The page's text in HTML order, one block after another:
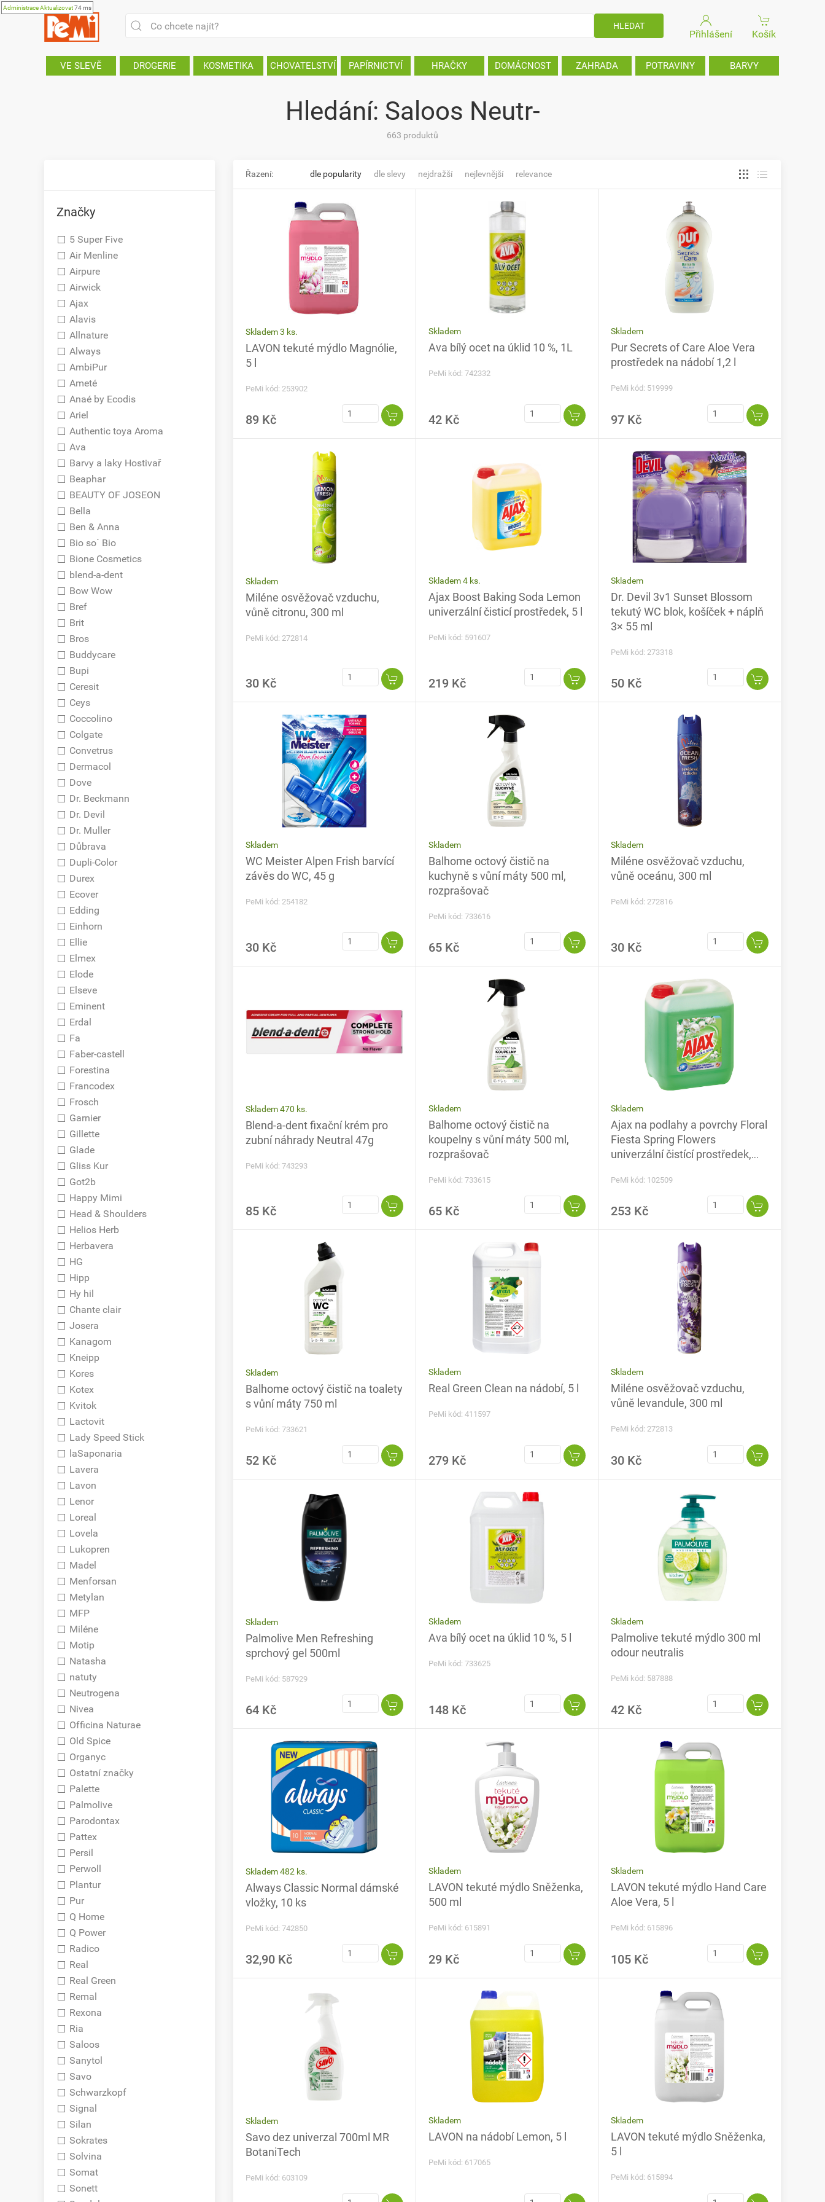
AdministraceAktualizovat74 ms
Přihlášení Košík
VE SLEVĚ DROGERIE KOSMETIKA CHOVATELSTVÍ PAPÍRNICTVÍ HRAČKY DOMÁCNOST ZAHRADA POTRAVINY BARVY
Hledání: Saloos Neutr-
663 produktů
Značky
5 Super Five
Air Menline
Airpure
Airwick
Ajax
Alavis
Allnature
Always
AmbiPur
Ameté
Anaé by Ecodis
Ariel
Authentic toya Aroma
Ava
Barvy a laky Hostivař
Beaphar
BEAUTY OF JOSEON
Bella
Ben & Anna
Bio so´ Bio
Bione Cosmetics
blend-a-dent
Bow Wow
Bref
Brit
Bros
Buddycare
Bupi
Ceresit
Ceys
Coccolino
Colgate
Convetrus
Dermacol
Dove
Dr. Beckmann
Dr. Devil
Dr. Muller
Důbrava
Dupli-Color
Durex
Ecover
Edding
Einhorn
Ellie
Elmex
Elode
Elseve
Eminent
Erdal
Fa
Faber-castell
Forestina
Francodex
Frosch
Garnier
Gillette
Glade
Gliss Kur
Got2b
Happy Mimi
Head & Shoulders
Helios Herb
Herbavera
HG
Hipp
Hy hil
Chante clair
Josera
Kanagom
Kneipp
Kores
Kotex
Kvitok
Lactovit
Lady Speed Stick
laSaponaria
Lavera
Lavon
Lenor
Loreal
Lovela
Lukopren
Madel
Menforsan
Metylan
MFP
Miléne
Motip
Natasha
natuty
Neutrogena
Nivea
Officina Naturae
Old Spice
Organyc
Ostatní značky
Palette
Palmolive
Parodontax
Pattex
Persil
Perwoll
Plantur
Pur
Q Home
Q Power
Radico
Real
Real Green
Remal
Rexona
Ria
Saloos
Sanytol
Savo
Schwarzkopf
Signal
Silan
Sokrates
Solvina
Somat
Sonett
Řazení: dle popularity dle slevy nejdražší nejlevnější relevance
Skladem 3 ks.
LAVON tekuté mýdlo Magnólie,
5 l
PeMi kód: 253902
89 Kč
Skladem
Ava bílý ocet na úklid 10 %, 1L
PeMi kód: 742332
42 Kč
Skladem
Pur Secrets of Care Aloe Vera
prostředek na nádobí 1,2 l
PeMi kód: 519999
97 Kč
Skladem
Miléne osvěžovač vzduchu,
vůně citronu, 300 ml
PeMi kód: 272814
30 Kč
Skladem 4 ks.
Ajax Boost Baking Soda Lemon
univerzální čisticí prostředek, 5 l
PeMi kód: 591607
219 Kč
Skladem
Dr. Devil 3v1 Sunset Blossom
tekutý WC blok, košíček + náplň
3× 55 ml
PeMi kód: 273318
50 Kč
Skladem
WC Meister Alpen Frish barvící
závěs do WC, 45 g
PeMi kód: 254182
30 Kč
Skladem
Balhome octový čistič na
kuchyně s vůní máty 500 ml,
rozprašovač
PeMi kód: 733616
65 Kč
Skladem
Miléne osvěžovač vzduchu,
vůně oceánu, 300 ml
PeMi kód: 272816
30 Kč
Skladem 470 ks.
Blend-a-dent fixační krém pro
zubní náhrady Neutral 47g
PeMi kód: 743293
85 Kč
Skladem
Balhome octový čistič na
koupelny s vůní máty 500 ml,
rozprašovač
PeMi kód: 733615
65 Kč
Skladem
Ajax na podlahy a povrchy Floral
Fiesta Spring Flowers
univerzální čistící prostředek,
PeMi kód: 102509
253 Kč
Skladem
Balhome octový čistič na toalety
s vůní máty 750 ml
PeMi kód: 733621
52 Kč
Skladem
Real Green Clean na nádobí, 5 l
PeMi kód: 411597
279 Kč
Skladem
Miléne osvěžovač vzduchu,
vůně levandule, 300 ml
PeMi kód: 272813
30 Kč
Skladem
Palmolive Men Refreshing
sprchový gel 500ml
PeMi kód: 587929
64 Kč
Skladem
Ava bílý ocet na úklid 10 %, 5 l
PeMi kód: 733625
148 Kč
Skladem
Palmolive tekuté mýdlo 300 ml
odour neutralis
PeMi kód: 587888
42 Kč
Skladem 482 ks.
Always Classic Normal dámské
vložky, 10 ks
PeMi kód: 742850
32,90 Kč
Skladem
LAVON tekuté mýdlo Sněženka,
500 ml
PeMi kód: 615891
29 Kč
Skladem
LAVON tekuté mýdlo Hand Care
Aloe Vera, 5 l
PeMi kód: 615896
105 Kč
Skladem
Savo dez univerzal 700ml MR
BotaniTech
PeMi kód: 603109
Skladem
LAVON na nádobí Lemon, 5 l
PeMi kód: 617065
Skladem
LAVON tekuté mýdlo Sněženka,
5 l
PeMi kód: 615894